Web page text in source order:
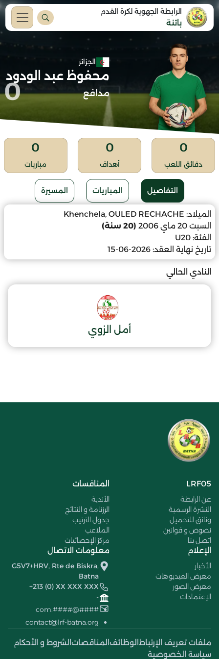
الرابطة الجهوية لكرة القدم
باتنة
الجزائر
محفوظ عبد الودود
مدافع 0
0
دقائق اللعب
0
أهداف
0
مباريات
التفاصيل المباريات المسيرة
الميلاد: Khenchela, OULED RECHACHE
السبت 20 ماي 2006
(20 سنة)
الفئة: U20
تاريخ نهاية العقد: 2026-06-15
النادي الحالي
أمل الزوي
LRF05
عن الرابطة
النشرة الرسمية
وثائق للتحميل
نصوص و قوانين
اتصل بنا
المنافسات
الأندية
الرزنامة و النتائج
جدول الترتيب
الملاعب
مركز الإحصائيات
الإعلام
الأخبار
معرض الفيديوهات
معرض الصور
الإعتمادات
معلومات الاتصال
G5V7+HRV, Rte de Biskra,
Batna
+213 (0) XX XXX XXX
-
####@####.com
contact@lrf-batna.org
ملفات تعريف الإرتباط الوظائف المناقصات الشروط و الأحكام
سياسة الخصوصية